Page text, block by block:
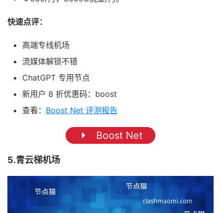
快速点评：
高端专线机场
流媒体解锁不错
ChatGPT 专用节点
新用户 8 折优惠码：boost
查看： Boost Net 评测报告
Boost Net
5.青云梯机场